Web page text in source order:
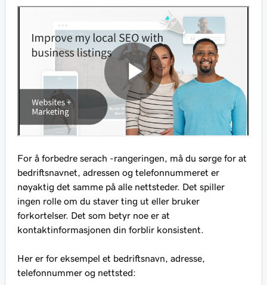
For å forbedre serach -rangeringen, må du sørge for at
bedriftsnavnet, adressen og telefonnummeret er
nøyaktig det samme på alle nettsteder. Det spiller
ingen rolle om du staver ting ut eller bruker
forkortelser. Det som betyr noe er at
kontaktinformasjonen din forblir konsistent.
Her er for eksempel et bedriftsnavn, adresse,
telefonnummer og nettsted: